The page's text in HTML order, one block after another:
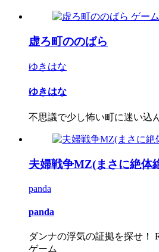
虚ろ町ののばら
ゆきはな
ゆきはな
不思議で少し怖い町に迷い込
夫婦戦争MZ(まさに絶体
panda
panda
ダンナの浮気の証拠を探せ！
ゲーム